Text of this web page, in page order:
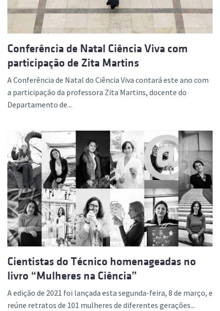
Conferência de Natal Ciência Viva com
participação de Zita Martins
A Conferência de Natal do Ciência Viva contará este ano com
a participação da professora Zita Martins, docente do
Departamento de...
Cientistas do Técnico homenageadas no
livro “Mulheres na Ciência”
A edição de 2021 foi lançada esta segunda-feira, 8 de março, e
reúne retratos de 101 mulheres de diferentes gerações...